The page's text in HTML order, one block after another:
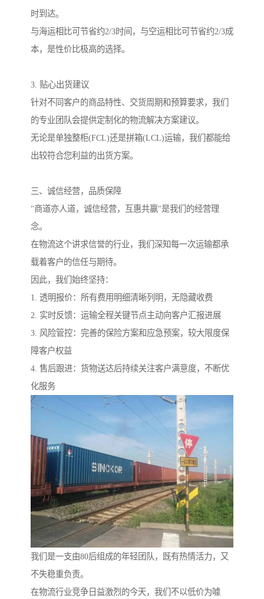
时到达。
与海运相比可节省约2/3时间，与空运相比可节省约2/3成
本，是性价比极高的选择。
3. 贴心出货建议
针对不同客户的商品特性、交货周期和预算要求，我们
的专业团队会提供定制化的物流解决方案建议。
无论是单独整柜(FCL)还是拼箱(LCL)运输，我们都能给
出较符合您利益的出货方案。
三、诚信经营，品质保障
"商道亦人道，诚信经营，互惠共赢"是我们的经营理
念。
在物流这个讲求信誉的行业，我们深知每一次运输都承
载着客户的信任与期待。
因此，我们始终坚持：
1. 透明报价：所有费用明细清晰列明，无隐藏收费
2. 实时反馈：运输全程关键节点主动向客户汇报进展
3. 风险管控：完善的保险方案和应急预案，较大限度保
障客户权益
4. 售后跟进：货物送达后持续关注客户满意度，不断优
化服务
我们是一支由80后组成的年轻团队，既有热情活力，又
不失稳重负责。
在物流行业竞争日益激烈的今天，我们不以低价为噱